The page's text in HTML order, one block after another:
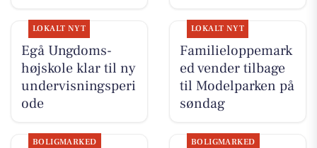
LOKALT NYT
Egå Ungdoms-
højskole klar til ny
undervisningsperi
ode
LOKALT NYT
Familieloppemark
ed vender tilbage
til Modelparken på
søndag
BOLIGMARKED BOLIGMARKED